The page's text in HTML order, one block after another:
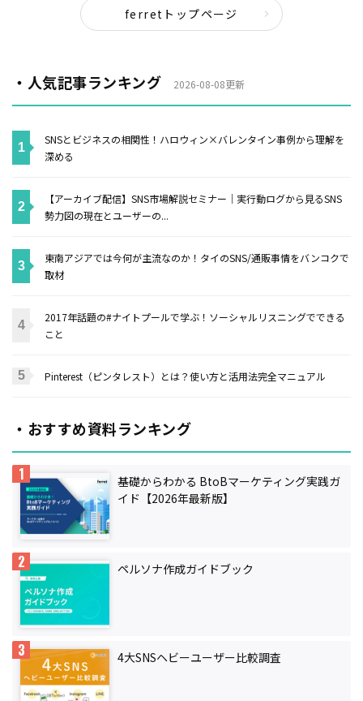
ferretトップページ
・人気記事ランキング 2026-08-08更新
SNSとビジネスの相関性！ハロウィン×バレンタイン事例から理解を
深める
【アーカイブ配信】SNS市場解説セミナー｜実行動ログから見るSNS
勢力図の現在とユーザーの...
東南アジアでは今何が主流なのか！タイのSNS/通販事情をバンコクで
取材
2017年話題の#ナイトプールで学ぶ！ソーシャルリスニングでできる
こと
Pinterest（ピンタレスト）とは？使い方と活用法完全マニュアル
・おすすめ資料ランキング
基礎からわかる BtoBマーケティング実践ガ
イド【2026年最新版】
ペルソナ作成ガイドブック
4大SNSヘビーユーザー比較調査